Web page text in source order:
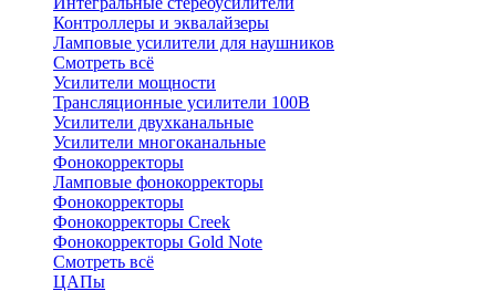
Контроллеры и эквалайзеры
Ламповые усилители для наушников
Смотреть всё
Усилители мощности
Трансляционные усилители 100В
Усилители двухканальные
Усилители многоканальные
Фонокорректоры
Ламповые фонокорректоры
Фонокорректоры
Фонокорректоры Creek
Фонокорректоры Gold Note
Смотреть всё
ЦАПы